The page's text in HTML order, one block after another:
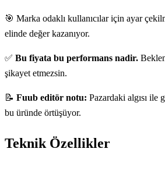
🎯 Marka odaklı kullanıcılar için ayar
elinde değer kazanıyor.
✅ Bu fiyata bu performans nadir.
şikayet etmezsin.
📝 Fuub editör notu: Pazardaki algısı ile
bu üründe örtüşüyor.
Teknik Özellikler